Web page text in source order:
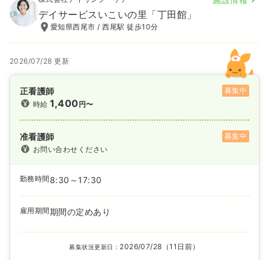
デイサービスいこいの里「丁田館」
愛知県西尾市 / 西尾駅 徒歩10分
2026/07/28 更新
正看護師
募集中
時給1,400円〜
准看護師
募集中
お問い合わせください
勤務時間 8:30～17:30
雇用期間期間の定めあり
募集状況更新日： 2026/07/28（11日前）